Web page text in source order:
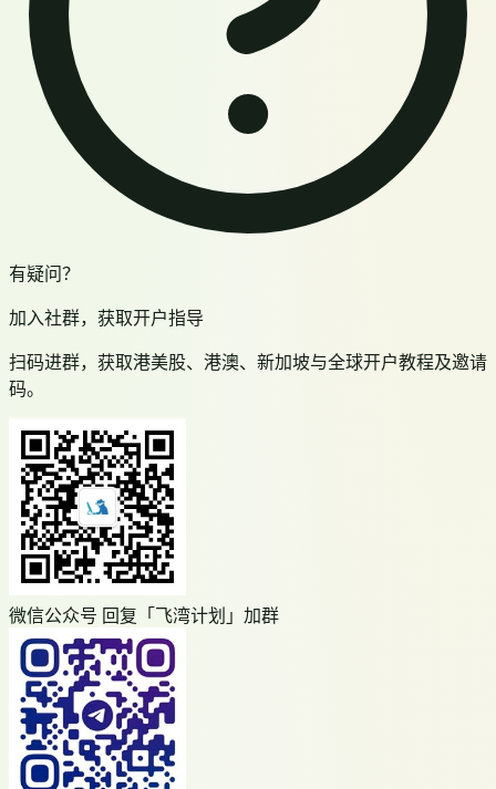
有疑问？
加入社群，获取开户指导
扫码进群，获取港美股、港澳、新加坡与全球开户教程及邀请
码。
微信公众号 回复「飞湾计划」加群